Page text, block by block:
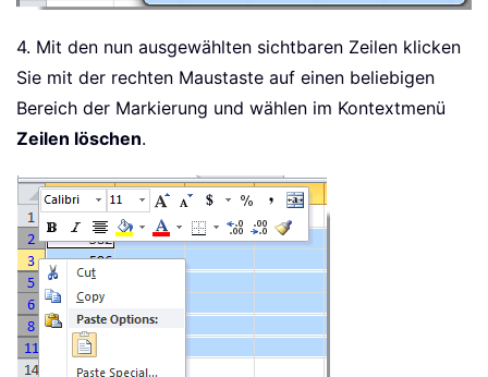
4. Mit den nun ausgewählten sichtbaren Zeilen klicken
Sie mit der rechten Maustaste auf einen beliebigen
Bereich der Markierung und wählen im Kontextmenü
Zeilen löschen.